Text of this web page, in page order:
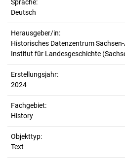
Sprache:
Deutsch
Herausgeber/in:
Historisches Datenzentrum
Institut für Landesgeschichte
Erstellungsjahr:
2024
Fachgebiet:
History
Objekttyp:
Text